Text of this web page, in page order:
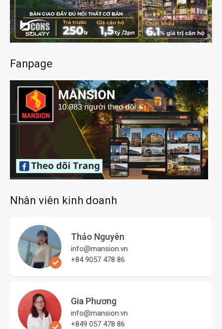
Fanpage
Nhân viên kinh doanh
Thảo Nguyên
info@mansion.vn
+84 9057 478 86
Gia Phương
info@mansion.vn
+849 057 478 86